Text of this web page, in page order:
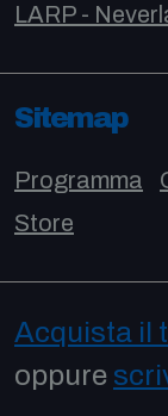
LARP -
Sitemap
Programma
Store
Acquista il
oppure